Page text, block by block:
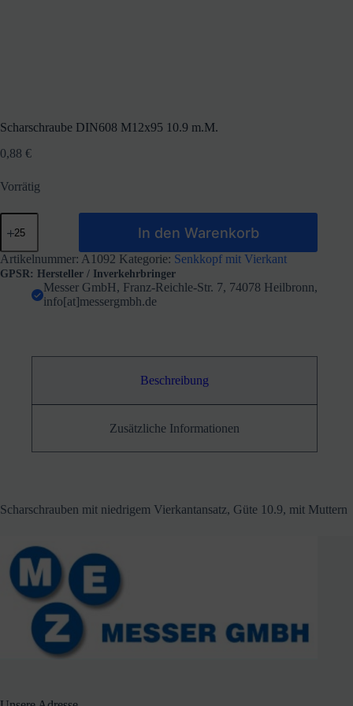
Scharschraube DIN608 M12x95 10.9 m.M.
0,88 €
Vorrätig
Scharschraube
DIN608
10.9
m.M.
In den Warenkorb
Artikelnummer: A1092 Kategorie: Senkkopf mit Vierkant
GPSR: Hersteller / Inverkehrbringer
Messer GmbH, Franz-Reichle-Str. 7, 74078 Heilbronn,
info[at]messergmbh.de
Beschreibung
Zusätzliche Informationen
Scharschrauben mit niedrigem Vierkantansatz, Güte 10.9, mit Muttern